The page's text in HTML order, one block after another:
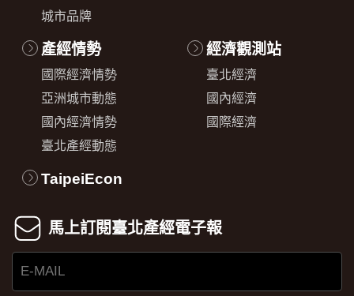
城市品牌
產經情勢
國際經濟情勢
亞洲城市動態
國內經濟情勢
臺北產經動態
經濟觀測站
臺北經濟
國內經濟
國際經濟
TaipeiEcon
馬上訂閱臺北產經電子報